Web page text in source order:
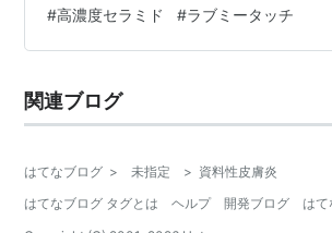
【絶対おすすめ。高濃度セラミド‗10％以
アナノミルク】 【まとめ】 【セラミド
部刺激から守る働きがセラミドにはあり
が不足すると、肌に赤み‗炎症が出た…
#高濃度セラミド #ラブミータッチ
関連ブログ
はてなブログ > 未指定 > 資料性皮膚炎
はてなブログ タグとは
ヘルプ 開発ブログ
は